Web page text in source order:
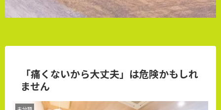
「痛くないから大丈夫」は危険かもしれ
ません